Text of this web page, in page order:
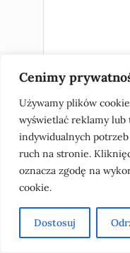
Cenimy
Używamy plików
wyświetlać reklamy lub
indywidualnych
ruch na stronie.
oznacza zgodę na
cookie.
Dostosuj
12pm która to
Wyjaśnienie
między am i pm na
12-godzinnym